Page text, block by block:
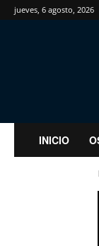
jueves, 6 agosto, 2026
INICIO